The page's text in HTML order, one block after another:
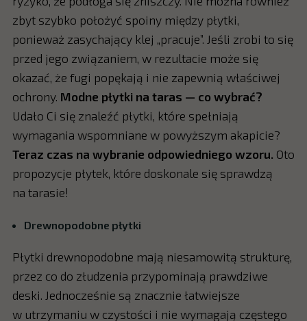
zbyt szybko położyć spoiny między płytki,
ponieważ zasychający klej „pracuje”. Jeśli zrobi to się
przed jego związaniem, w rezultacie może się
okazać, że fugi popękają i nie zapewnią właściwej
ochrony. Modne płytki na taras — co wybrać?
Udało Ci się znaleźć płytki, które spełniają
wymagania wspomniane w powyższym akapicie?
Teraz czas na wybranie odpowiedniego wzoru. Oto
propozycje płytek, które doskonale się sprawdzą
na tarasie!
Drewnopodobne płytki
Płytki drewnopodobne mają niesamowitą strukturę,
przez co do złudzenia przypominają prawdziwe
deski. Jednocześnie są znacznie łatwiejsze
w utrzymaniu w czystości i nie wymagają częstego